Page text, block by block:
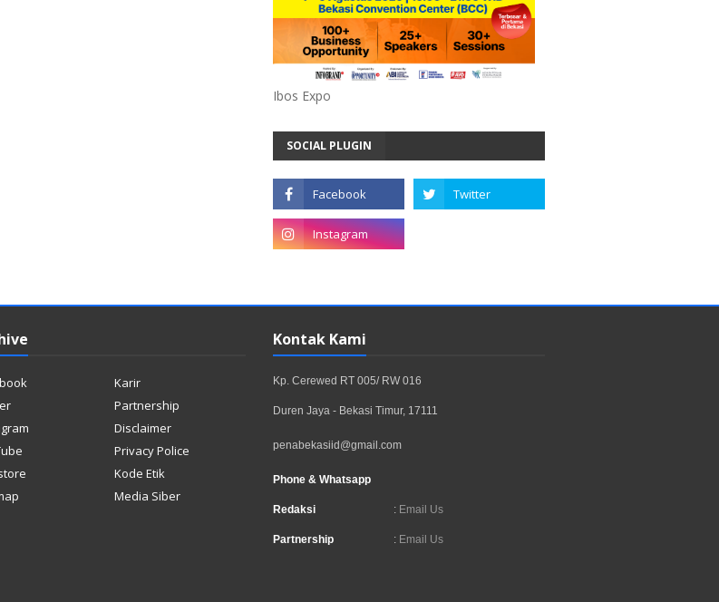
Ibos Expo
SOCIAL PLUGIN
Karir
Partnership
Disclaimer
Privacy Police
Kode Etik
Media Siber
Kontak Kami
Kp. Cerewed RT 005/ RW 016
Duren Jaya - Bekasi Timur, 17111
penabekasiid@gmail.com
Phone & Whatsapp
Redaksi : Email Us
Partnership : Email Us